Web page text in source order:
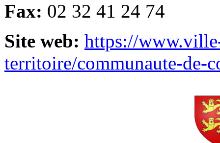
Fax: 02 32 41 24 74
Site web: https://
territoire/communaute-de-